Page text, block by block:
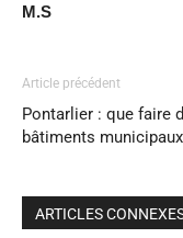
M.S
Article précédent
Pontarlier : que faire
bâtiments
ARTICLES